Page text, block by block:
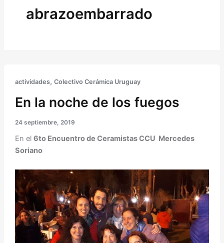
abrazoembarrado
actividades, Colectivo Cerámica Uruguay
En la noche de los fuegos
24 septiembre, 2019
En el 6to Encuentro de Ceramistas CCU Mercedes
Soriano